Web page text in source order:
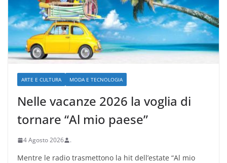
ARTE E CULTURA MODA E TECNOLOGIA
Nelle vacanze 2026 la voglia di
tornare “Al mio paese”
4 Agosto 2026 .
Mentre le radio trasmettono la hit dell’estate “Al mio